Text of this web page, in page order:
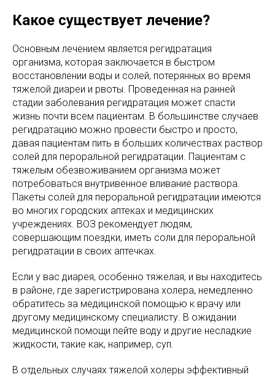
Какое существует лечение?
Основным лечением является регидратация
организма, которая заключается в быстром
восстановлении воды и солей, потерянных во время
тяжелой диареи и рвоты. Проведенная на ранней
стадии заболевания регидратация может спасти
жизнь почти всем пациентам. В большинстве случаев
регидратацию можно провести быстро и просто,
давая пациентам пить в больших количествах раствор
солей для пероральной регидратации. Пациентам с
тяжелым обезвоживанием организма может
потребоваться внутривенное вливание раствора.
Пакеты солей для пероральной регидратации имеются
во многих городских аптеках и медицинских
учреждениях. ВОЗ рекомендует людям,
совершающим поездки, иметь соли для пероральной
регидратации в своих аптечках.
Если у вас диарея, особенно тяжелая, и вы находитесь
в районе, где зарегистрирована холера, немедленно
обратитесь за медицинской помощью к врачу или
другому медицинскому специалисту. В ожидании
медицинской помощи пейте воду и другие несладкие
жидкости, такие как, например, суп.
В отдельных случаях тяжелой холеры эффективный